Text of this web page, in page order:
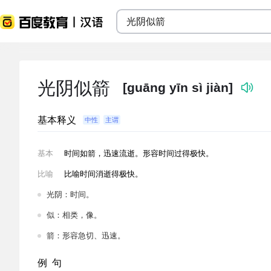
光阴似箭 [guāng yīn sì jiàn]
基本释义 中性 主谓
基本 时间如箭，迅速流逝。形容时间过得极快。
比喻 比喻时间消逝得极快。
光阴：时间。
似：相类，像。
箭：形容急切、迅速。
例 句